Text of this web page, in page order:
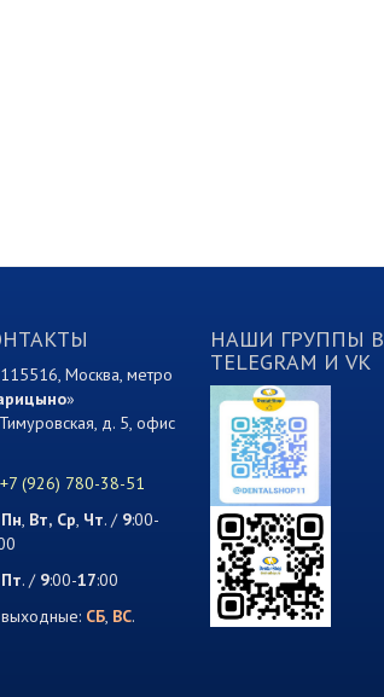
115516, Москва, метро
»
д. 5, офис
+7 (926) 780-38-51
Пн, Вт, Ср, Чт. / 9:00-
Пт. / 9:00-17:00
выходные: СБ, ВС.
НАШИ ГРУППЫ В
TELEGRAM И VK